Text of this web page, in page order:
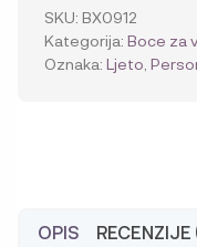
Flip
Top,
1
SKU: BX0912
Kategorija: Boce za
Oznaka: Ljeto
OPIS RECENZIJE